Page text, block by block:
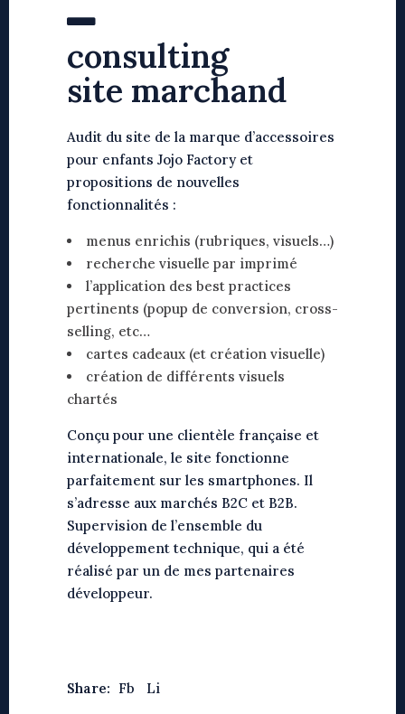
consulting
site marchand
Audit du site de la marque d’accessoires
pour enfants Jojo Factoryet
propositions de nouvelles
fonctionnalités :
menus enrichis (rubriques, visuels…)
recherche visuelle par imprimé
l’application des best practices
pertinents (popup de conversion, cross-
selling, etc…
cartes cadeaux (et création visuelle)
création de différents visuels
chartés
Conçu pour une clientèle française et
internationale, le site fonctionne
parfaitement sur les smartphones. Il
s’adresse aux marchés B2C et B2B.
Supervision de l’ensemble du
développement technique, qui a été
réalisé par un de mes partenaires
développeur.
Share: Fb Li